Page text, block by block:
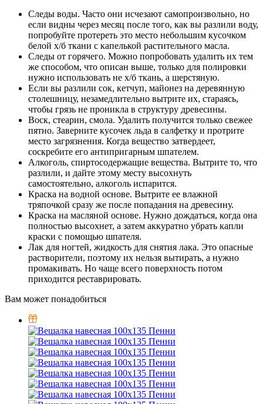
Следы воды. Часто они исчезают самопроизвольно, но
если видны через месяц после того, как вы разлили воду,
попробуйте протереть это место небольшим кусочком
белой х/б ткани с капелькой растительного масла.
Следы от горячего. Можно попробовать удалить их тем
же способом, что описан выше, только для полировки
нужно использовать не х/б ткань, а шерстяную.
Если вы разлили сок, кетчуп, майонез на деревянную
столешницу, незамедлительно вытрите их, стараясь,
чтобы грязь не проникла в структуру древесины.
Воск, стеарин, смола. Удалить получится только свежее
пятно. Заверните кусочек льда в салфетку и протрите
место загрязнения. Когда вещество затвердеет,
соскребите его антипригарным шпателем.
Алкоголь, спиртосодержащие вещества. Вытрите то, что
разлили, и дайте этому месту высохнуть
самостоятельно, алкоголь испарится.
Краска на водной основе. Вытрите ее влажной
тряпочкой сразу же после попадания на древесину.
Краска на масляной основе. Нужно дождаться, когда она
полностью высохнет, а затем аккуратно убрать капли
краски с помощью шпателя.
Лак для ногтей, жидкость для снятия лака. Это опасные
растворители, поэтому их нельзя вытирать, а нужно
промакивать. Но чаще всего поверхность потом
приходится реставрировать.
Вам может понадобиться